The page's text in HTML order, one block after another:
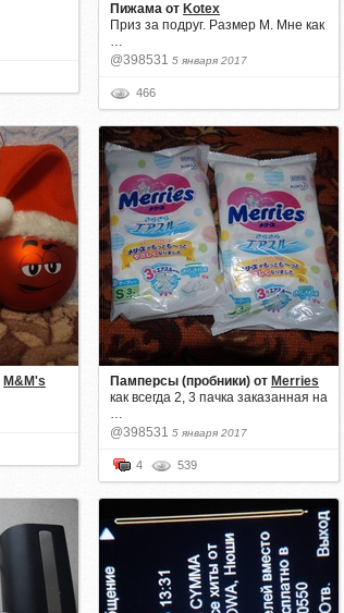
Пижама от Kotex
Приз за подруг. Размер М. Мне как
…
@398531 5 января 2017
466
M&M's
Памперсы (пробники) от Merries
как всегда 2, 3 пачка заказанная на
…
@398531 5 января 2017
4 539